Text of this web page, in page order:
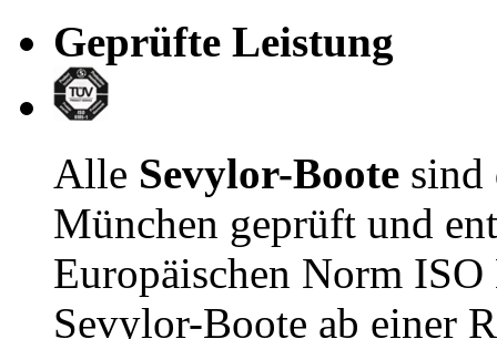
Geprüfte Leistung
Alle Sevylor-Boote sind
München geprüft und
Europäischen Norm
Sevylor-Boote ab einer